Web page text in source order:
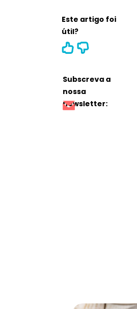
Este artigo foi
útil?
Subscreva a
nossa
newsletter: